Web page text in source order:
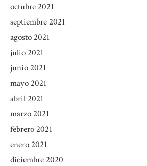
octubre 2021
septiembre 2021
agosto 2021
julio 2021
junio 2021
mayo 2021
abril 2021
marzo 2021
febrero 2021
enero 2021
diciembre 2020